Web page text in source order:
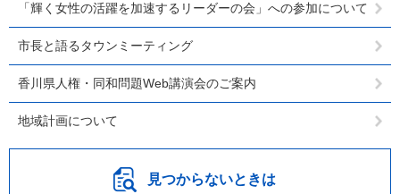
「輝く女性の活躍を加速するリーダーの会」への参加について
市長と語るタウンミーティング
香川県人権・同和問題Web講演会のご案内
地域計画について
見つからないときは